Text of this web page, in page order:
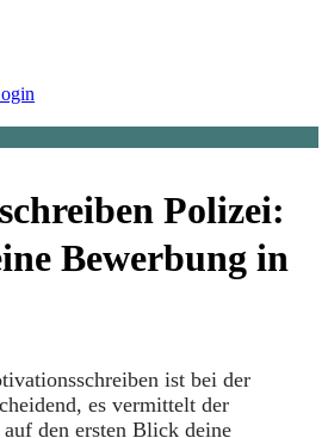
Polizei:
Bewerbung in
ist bei der
es vermittelt der
den ersten Blick deine